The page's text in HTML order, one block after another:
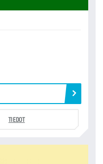
TIEDOT